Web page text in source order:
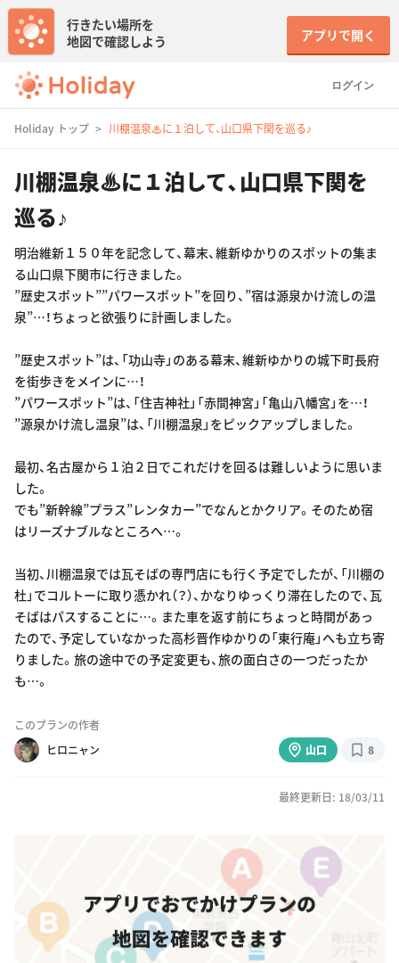
ログイン
行きたい場所を
地図で確認しよう
アプリで開く
Holiday トップ 川棚温泉♨に１泊して、山口県下関を巡る♪
川棚温泉♨に１泊して、山口県下関を
巡る♪
明治維新１５０年を記念して、幕末、維新ゆかりのスポットの集ま
る山口県下関市に行きました。
”歴史スポット””パワースポット”を回り、”宿は源泉かけ流しの温
泉”…！ちょっと欲張りに計画しました。
”歴史スポット”は、「功山寺」のある幕末、維新ゆかりの城下町長府
を街歩きをメインに…！
”パワースポット”は、「住吉神社」「赤間神宮」「亀山八幡宮」を…！
”源泉かけ流し温泉”は、「川棚温泉」をピックアップしました。
最初、名古屋から１泊２日でこれだけを回るは難しいように思いま
した。
でも”新幹線”プラス”レンタカー”でなんとかクリア。そのため宿
はリーズナブルなところへ…。
当初、川棚温泉では瓦そばの専門店にも行く予定でしたが、「川棚の
杜」でコルトーに取り憑かれ（？）、かなりゆっくり滞在したので、瓦
そばはパスすることに…。また車を返す前にちょっと時間があっ
たので、予定していなかった高杉晋作ゆかりの「東行庵」へも立ち寄
りました。旅の途中での予定変更も、旅の面白さの一つだったか
も…。
このプランの作者
ヒロニャン
山口 8
最終更新日: 18/03/11